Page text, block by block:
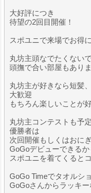
大好評につき
待望の2回目開催！
スポユニで来場でお得
丸坊主頭なでたくない
頭撫で合い部屋もあり
丸坊主が好きなら短髪
大歓迎
もちろん楽しいことが
丸坊主コンテストも予
優勝者は
次回開催もしくはおに
GoGoデビューできるか
スポユニを着てくると
GoGo Timeでタオルシ
GoGoさんからラッキー